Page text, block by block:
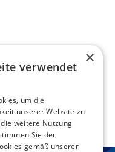
×
verwendet
um die
unserer Website zu
weitere Nutzung
Sie der
gemäß unserer